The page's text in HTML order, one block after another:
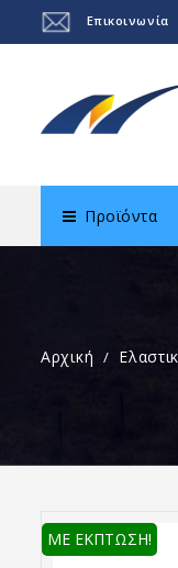
Επικοινωνία
Προϊόντα
Αρχική
ΜΕ ΈΚΠΤΩΣΗ!